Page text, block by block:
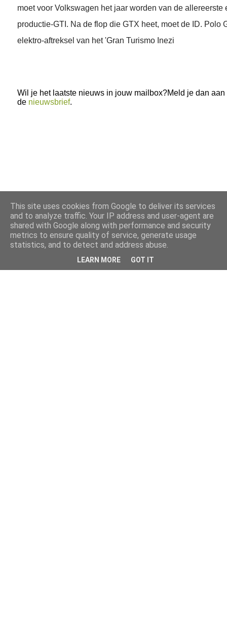
moet voor Volkswagen het jaar worden van de allereerste
productie-GTI. Na de flop die GTX heet, moet de ID. Polo
elektro-aftreksel van het 'Gran Turismo Inezi
Wil je het laatste nieuws in jouw mailbox?Meld je dan aan
de nieuwsbrief.
This site uses cookies from Google to deliver its services
and to analyze traffic. Your IP address and user-agent are
shared with Google along with performance and security
metrics to ensure quality of service, generate usage
statistics, and to detect and address abuse.
LEARN MORE GOT IT